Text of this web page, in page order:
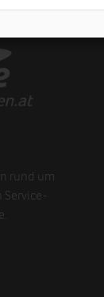
rund um
Service-